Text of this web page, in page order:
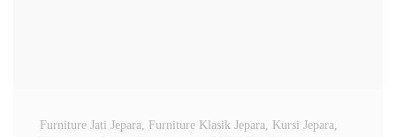
Furniture Jati Jepara, Furniture Klasik Jepara, Kursi Jepara,